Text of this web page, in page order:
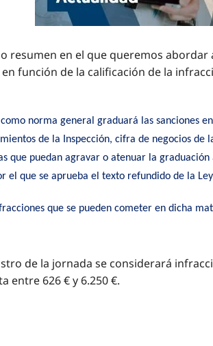
resumen en el que queremos
función de la calificación de la
como norma general graduará las
de la Inspección, cifra de negocios
que puedan agravar o atenuar la
que se aprueba el texto refundido de la
que se pueden cometer en dicha
de la jornada se considerará
entre 626 € y 6.250 €.